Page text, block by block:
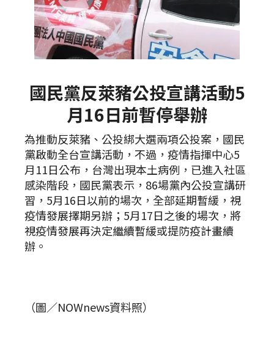
國民黨反萊豬公投宣講活動5
月16日前暫停舉辦
為推動反萊豬、公投綁大選兩項公投案，國民
黨啟動全台宣講活動，不過，疫情指揮中心5
月11日公布，台灣出現本土病例，已進入社區
感染階段，國民黨表示，86場黨內公投宣講研
習，5月16日以前的場次，全部延期暫緩，視
疫情發展擇期另辦；5月17日之後的場次，將
視疫情發展再決定繼續暫緩或提防疫計畫續
辦。
（圖／NOWnews資料照）